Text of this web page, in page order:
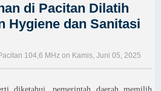
di Pacitan Dilatih
Hygiene dan Sanitasi
104,6 MHz on Kamis, Juni 05, 2025